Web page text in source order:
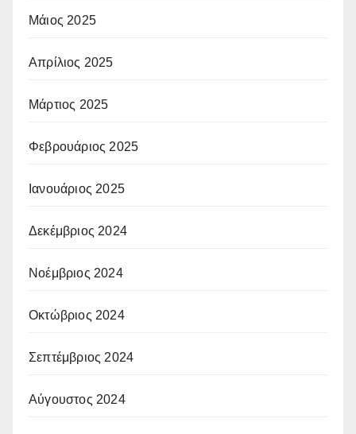
Μάιος 2025
Απρίλιος 2025
Μάρτιος 2025
Φεβρουάριος 2025
Ιανουάριος 2025
Δεκέμβριος 2024
Νοέμβριος 2024
Οκτώβριος 2024
Σεπτέμβριος 2024
Αύγουστος 2024